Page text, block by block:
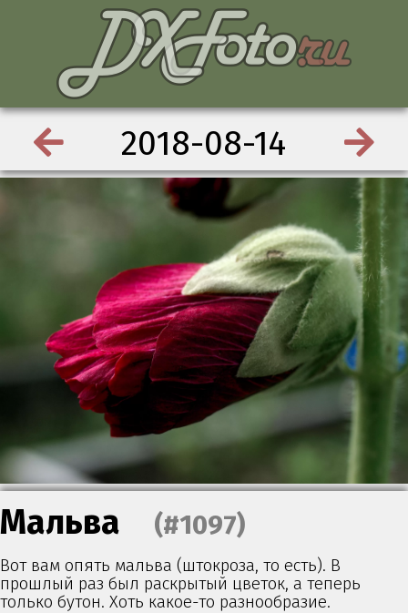
2018-08-14
Мальва (#1097)
Вот вам опять мальва (штокроза, то есть). В
прошлый раз был раскрытый цветок, а теперь
только бутон. Хоть какое-то разнообразие.